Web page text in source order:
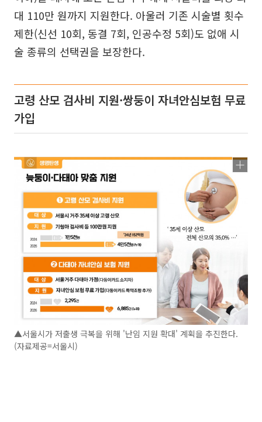
대 110만 원까지 지원한다. 아울러 기존 시술별 횟수
제한(신선 10회, 동결 7회, 인공수정 5회)도 없애 시
술 종류의 선택권을 보장한다.
고령 산모 검사비 지원·쌍둥이 자녀안심보험 무료
가입
▲서울시가 저출생 극복을 위해 '난임 지원 확대' 계획을 추진한다.
(자료제공=서울시)